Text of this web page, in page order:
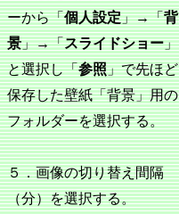
ーから「個人設定」→「背
景」→「スライドショー」
と選択し「参照」で先ほど
保存した壁紙「背景」用の
フォルダーを選択する。
５．画像の切り替え間隔
（分）を選択する。